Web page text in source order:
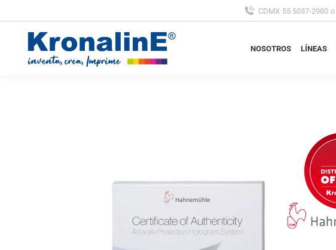
CDMX 55 5037-2980 o
NOSOTROS LÍNEAS